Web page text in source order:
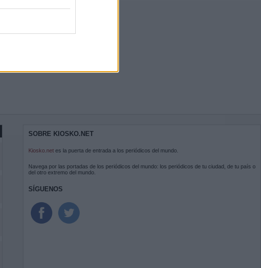
SOBRE KIOSKO.NET
Kiosko.net es la puerta de entrada a los periódicos del mundo.
Navega por las portadas de los periódicos del mundo: los periódicos de tu ciudad, de tu país o
del otro extremo del mundo.
SÍGUENOS